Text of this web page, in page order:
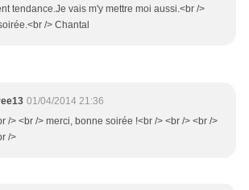
tendance.Je vais m'y mettre moi aussi.<br />
/> Chantal
01/04/2014 21:36
/> <br /> merci, bonne soirée !<br /> <br /> <br />
/>